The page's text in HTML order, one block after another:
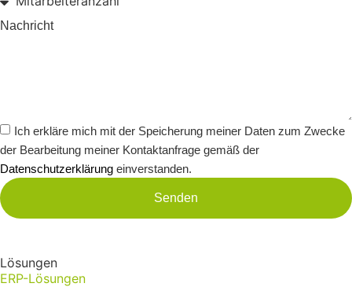
Nachricht
Ich erkläre mich mit der Speicherung meiner Daten zum Zwecke
der Bearbeitung meiner Kontaktanfrage gemäß der
Datenschutzerklärung einverstanden.
Senden
Lösungen
ERP-Lösungen